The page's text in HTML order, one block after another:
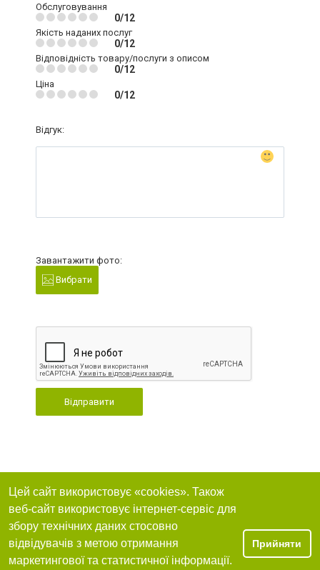
Обслуговування
0/12
Якість наданих послуг
0/12
Відповідність товару/послуги з описом
0/12
Ціна
0/12
Відгук:
Завантажити фото:
Вибрати
Відправити
Цей сайт використовує «cookies». Також
веб-сайт використовує інтернет-сервіс для
збору технічних даних стосовно
відвідувачів з метою отримання
маркетингової та статистичної інформації.
Прийняти